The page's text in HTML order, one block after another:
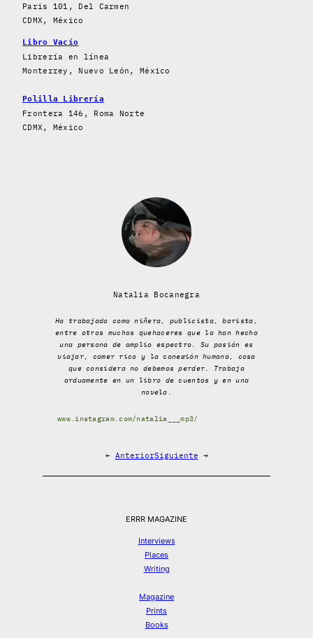
Paris 101, Del Carmen
CDMX, México
Libro Vacío
Librería en línea
Monterrey, Nuevo León, México
Polilla Librería
Frontera 146, Roma Norte
CDMX, México
Natalia Bocanegra
Ha trabajado como niñera, publicista, barista,
entre otros muchos quehaceres que la han hecho
una persona de amplio espectro. Su pasión es
viajar, comer rico y la conexión humana, cosa
que considera no debemos perder. Trabaja
arduamente en un libro de cuentos y en una
novela.
www.instagram.com/natalia___mp3/
← AnteriorSiguiente →
ERRR MAGAZINE
Interviews
Places
Writing
Magazine
Prints
Books